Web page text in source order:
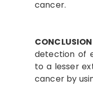
cancer.
detection of
to a lesser
cancer by